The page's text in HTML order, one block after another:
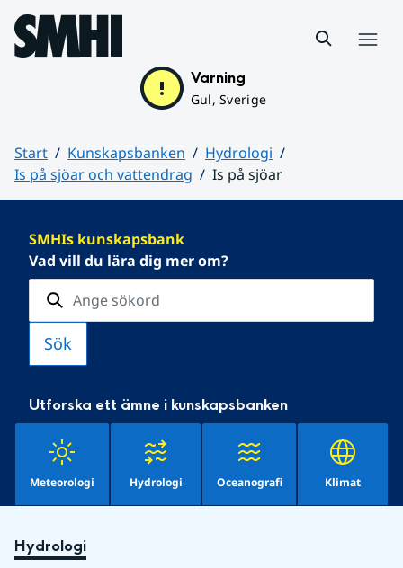
Hoppa till sidans innehåll
Varning
Gul, Sverige
Start Kunskapsbanken
Hydrologi
Is på sjöar och vattendrag
Is på sjöar
SMHIs kunskapsbank
Vad vill du lära dig mer om?
Utforska ett ämne i kunskapsbanken
Meteorologi Hydrologi Oceanografi Klimat
Hydrologi